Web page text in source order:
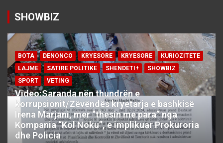
SHOWBIZ
BOTA DENONCO KRYESORE KRYESORE
KURIOZITETE
LAJME
SATIRE POLITIKE SHENDETI+
SHOWBIZ
SPORT
VETING
Video:Saranda nën thundrën e
korrupsionit/Zëvëndës kryetarja e bashkisë
Irena Marjani, mer “thesin me para” nga
Kompania “Kol Noku”, e implikuar Prokuroria
dhe Policia